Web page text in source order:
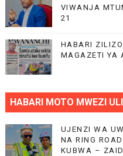
VIWANJA
21
HABARI
MAGAZETI YA
HABARI MOTO MWEZI
UJENZI WA
NA RING
KUBWA –